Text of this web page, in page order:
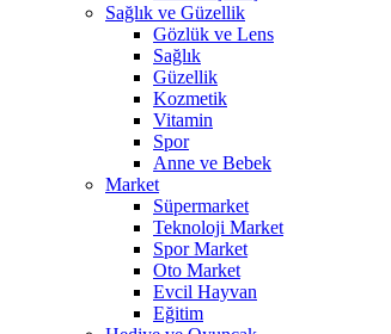
Sağlık ve Güzellik
Gözlük ve Lens
Sağlık
Güzellik
Kozmetik
Vitamin
Spor
Anne ve Bebek
Market
Süpermarket
Teknoloji Market
Spor Market
Oto Market
Evcil Hayvan
Eğitim